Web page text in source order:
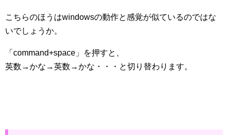
こちらのほうはwindowsの動作と感覚が似ているのではな
いでしょうか。
「command+space」を押すと、
英数→かな→英数→かな・・・と切り替わります。